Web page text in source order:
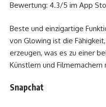
Bewertung: 4.3/5 im App
Beste und einzigartige
von Glowing ist die
erzeugen, was es zu einer
Künstlern und Filmemachern
Snapchat